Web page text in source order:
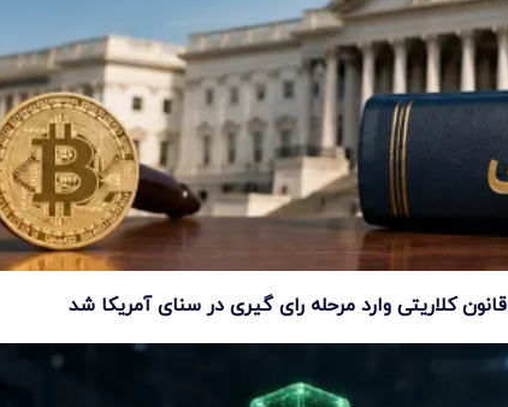
قانون کلاریتی وارد مرحله رای گیری در سنای آمریکا شد